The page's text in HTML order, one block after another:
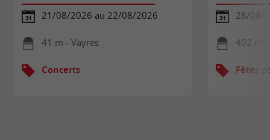
21/08/2026 au 22/08/2026
41 m - Vayres
Concerts
28/08/
402 m -
Fêtes